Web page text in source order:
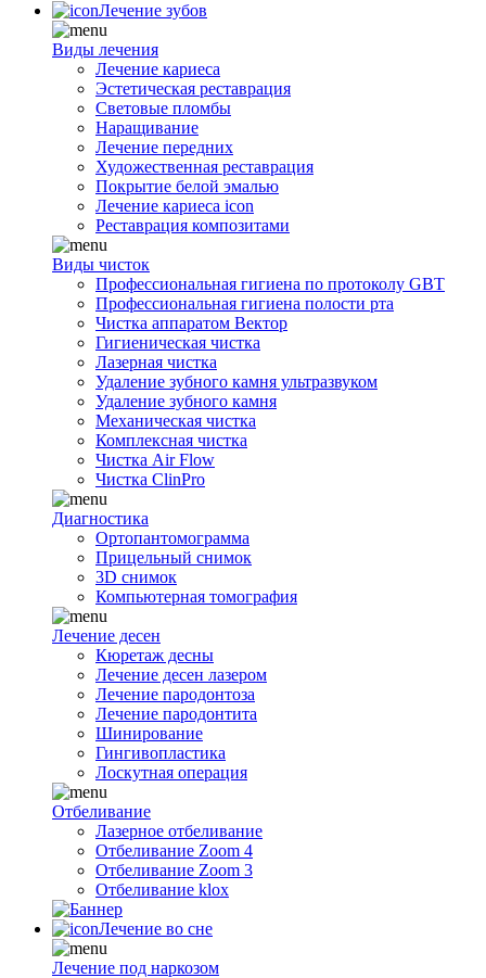
Лечение зубов
Виды лечения
Лечение кариеса
Эстетическая реставрация
Световые пломбы
Наращивание
Лечение передних
Художественная реставрация
Покрытие белой эмалью
Лечение кариеса icon
Реставрация композитами
Виды чисток
Профессиональная гигиена по протоколу GBT
Профессиональная гигиена полости рта
Чистка аппаратом Вектор
Гигиеническая чистка
Лазерная чистка
Удаление зубного камня ультразвуком
Удаление зубного камня
Механическая чистка
Комплексная чистка
Чистка Air Flow
Чистка ClinPro
Диагностика
Ортопантомограмма
Прицельный снимок
3D снимок
Компьютерная томография
Лечение десен
Кюретаж десны
Лечение десен лазером
Лечение пародонтоза
Лечение пародонтита
Шинирование
Гингивопластика
Лоскутная операция
Отбеливание
Лазерное отбеливание
Отбеливание Zoom 4
Отбеливание Zoom 3
Отбеливание klox
Лечение во сне
Лечение под наркозом